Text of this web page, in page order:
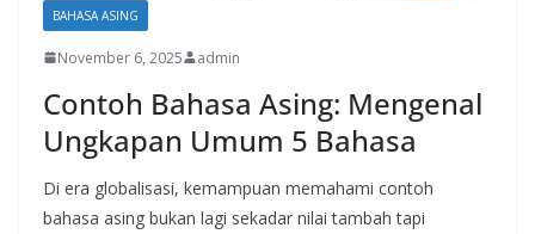
BAHASA ASING
November 6, 2025 admin
Contoh Bahasa Asing: Mengenal
Ungkapan Umum 5 Bahasa
Di era globalisasi, kemampuan memahami contoh
bahasa asing bukan lagi sekadar nilai tambah tapi